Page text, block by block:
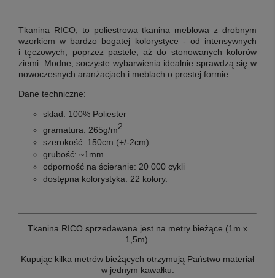
Tkanina RICO, to poliestrowa tkanina meblowa z drobnym
wzorkiem w bardzo bogatej kolorystyce - od intensywnych
i tęczowych, poprzez pastele, aż do stonowanych kolorów
ziemi. Modne, soczyste wybarwienia idealnie sprawdzą się w
nowoczesnych aranżacjach i meblach o prostej formie.
Dane techniczne:
skład: 100% Poliester
gramatura: 265g/m2
szerokość: 150cm (+/-2cm)
grubość: ~1mm
odporność na ścieranie: 20 000 cykli
dostępna kolorystyka: 22 kolory.
Tkanina RICO sprzedawana jest na metry bieżące (1m x
1,5m).
Kupując kilka metrów bieżących otrzymują Państwo materiał
w jednym kawałku.